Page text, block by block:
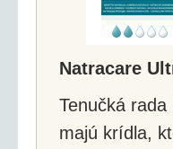
Natracare
Tenučká
majú krídla,